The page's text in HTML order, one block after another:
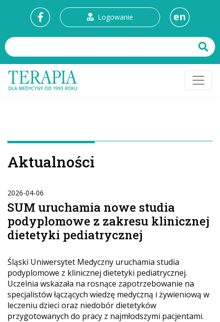
Logowanie en
Aktualności
2026-04-06
SUM uruchamia nowe studia
podyplomowe z zakresu klinicznej
dietetyki pediatrycznej
Śląski Uniwersytet Medyczny uruchamia studia
podyplomowe z klinicznej dietetyki pediatrycznej.
Uczelnia wskazała na rosnące zapotrzebowanie na
specjalistów łączących wiedzę medyczną i żywieniową w
leczeniu dzieci oraz niedobór dietetyków
przygotowanych do pracy z najmłodszymi pacjentami.